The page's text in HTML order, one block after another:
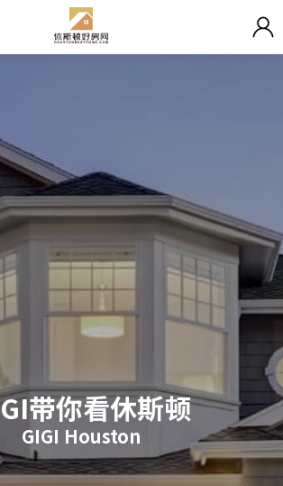
带你看休斯顿
GIGI Houston